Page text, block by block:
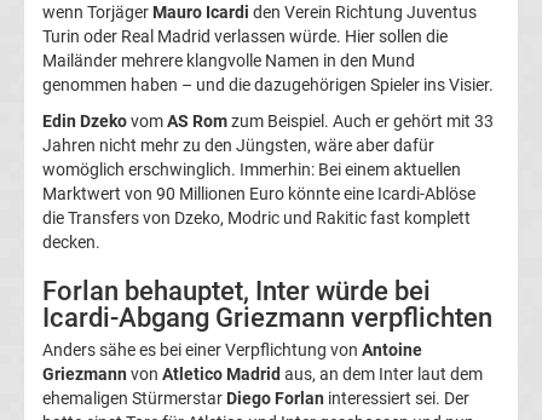
League
Fußball
WM
Fußball
Frauenfußball
Amateurfußball
wenn Torjäger Mauro Icardi den Verein Richtung Juventus
Turin oder Real Madrid verlassen würde. Hier sollen die
Mailänder mehrere klangvolle Namen in den Mund
genommen haben – und die dazugehörigen Spieler ins Visier.
Edin DzekovomAS Romzum Beispiel. Auch er gehört mit 33
Jahren nicht mehr zu den Jüngsten, wäre aber dafür
womöglich erschwinglich. Immerhin: Bei einem aktuellen
Marktwert von 90 Millionen Euro könnte eine Icardi-Ablöse
die Transfers von Dzeko, Modric und Rakitic fast komplett
decken.
Forlan behauptet, Inter würde bei
Icardi-Abgang Griezmann verpflichten
Anders sähe es bei einer Verpflichtung von Antoine
Griezmann von Atletico Madrid aus, an dem Inter laut dem
ehemaligen Stürmerstar Diego Forlan interessiert sei. Der